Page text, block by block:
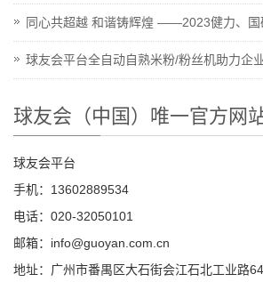
同心共超越 和谐铸辉煌 ——2023健力、国
球友会平台全自动自熟米粉/粉丝机助力企
球友会（中国）唯一官方网
球友会平台
手机：13602889534
电话：020-32050101
邮箱：info@guoyan.com.cn
地址：广州市番禺区大石街会江石北工业路